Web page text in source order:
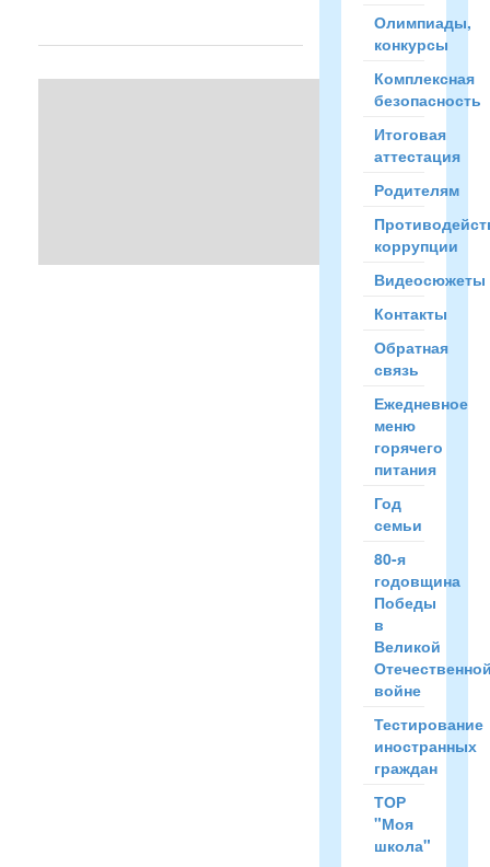
Научное
учащихся
rubleva
19.Ноября.14
15:12
Начинает
работу
научное
общество
учащихся.
данный
разработано
Положение
школьном
НОУ,
выбраны
руководитель
кураторы.
Скоро
открытие!
Читать
полностью
Олимпиады,
конкурсы
Комплексная
безопасность
Итоговая
аттестация
Родителям
коррупции
Видеосюжеты
Контакты
Обратная
связь
Ежедневное
меню
горячего
питания
Год
семьи
80-я
годовщина
Победы
в
Великой
войне
Тестирование
иностранных
граждан
ТОР
"Моя
школа"